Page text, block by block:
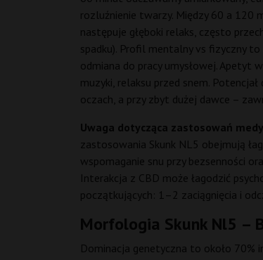
rozluźnienie twarzy. Między 60 a 120
następuje głęboki relaks, często
spadku). Profil mentalny vs fizyczny
odmiana do pracy umysłowej. Apetyt
muzyki, relaksu przed snem.
oczach, a przy zbyt dużej dawce –
Uwaga dotycząca zastosowań
zastosowania Skunk NL5 obejmują
wspomaganie snu przy bezsenności
Interakcja z CBD może łagodzić
początkujących: 1–2 zaciągnięcia i
Morfologia Skunk Nl5 –
Dominacja genetyczna to około 70%